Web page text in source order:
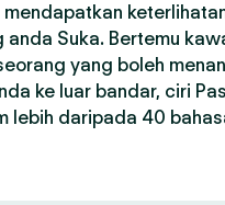
Suka. Bertemu
yang boleh
ke luar bandar, ciri
lebih daripada 40